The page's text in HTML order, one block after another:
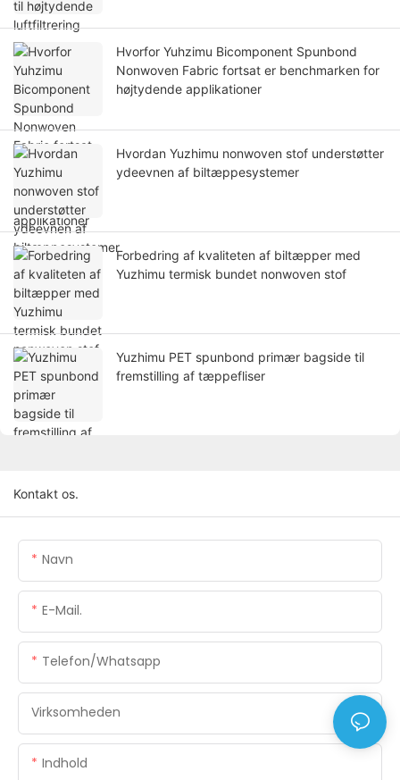
Hvorfor Yuhzimu Bicomponent Spunbond
Nonwoven Fabric fortsat er benchmarken for
højtydende applikationer
Hvordan Yuzhimu nonwoven stof understøtter
ydeevnen af ​​​​biltæppesystemer
Forbedring af kvaliteten af ​​biltæpper med
Yuzhimu termisk bundet nonwoven stof
Yuzhimu PET spunbond primær bagside til
fremstilling af tæppefliser
Kontakt os.
Navn
E-Mail.
Telefon/whatsapp
Virksomheden
Indhold